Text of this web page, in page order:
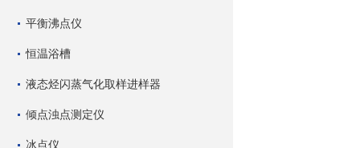
平衡沸点仪
恒温浴槽
液态烃闪蒸气化取样进样器
倾点浊点测定仪
冰点仪